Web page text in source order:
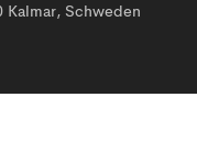
Kalmar, Schweden